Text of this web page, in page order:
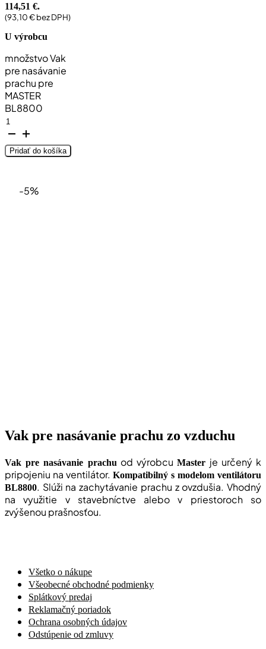
114,51 €.
(93,10€bez DPH)
U výrobcu
množstvo Vak
pre nasávanie
prachu pre
MASTER
BL8800
Pridať do košíka
-5%
Vak pre nasávanie prachu zo vzduchu
Vak pre nasávanie prachu od výrobcuMaster je určený k
pripojeniu na ventilátor. Kompatibilný s modelom ventilátoru
BL8800. Slúži na zachytávanie prachu z ovzdušia. Vhodný
na využitie v stavebníctve alebo v priestoroch so
zvýšenou prašnosťou.
Všetko o nákupe
Všeobecné obchodné podmienky
Splátkový predaj
Reklamačný poriadok
Ochrana osobných údajov
Odstúpenie od zmluvy